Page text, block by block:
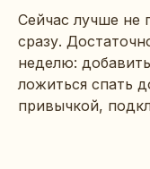
Сейчас лучше не
сразу.
неделю:
ложиться спать
привычкой,